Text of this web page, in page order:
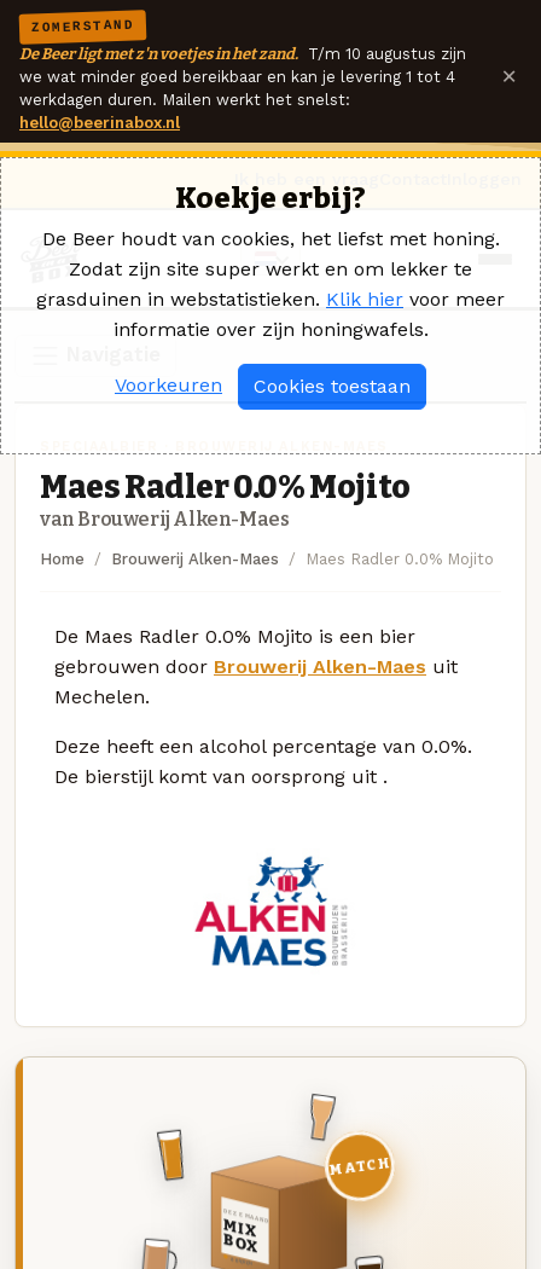
ZOMERSTAND
De Beer ligt met z'n voetjes in het zand. T/m 10 augustus zijn
we wat minder goed bereikbaar en kan je levering 1 tot 4
werkdagen duren. Mailen werkt het snelst:
hello@beerinabox.nl
×
Maes Radler 0.0% Mojito
van Brouwerij Alken-Maes
Home Brouwerij Alken-Maes Maes Radler 0.0% Mojito
De Maes Radler 0.0% Mojito is een bier
gebrouwen door Brouwerij Alken-Maes uit
Mechelen.
Deze heeft een alcohol percentage van 0.0%.
De bierstijl komt van oorsprong uit .
DEZE MAAND
MIX
BOX
8 BIEREN
MATCH
Koekje erbij?
De Beer houdt van cookies, het liefst met honing.
Zodat zijn site super werkt en om lekker te
grasduinen in webstatistieken. Klik hier voor meer
informatie over zijn honingwafels.
Voorkeuren Cookies toestaan